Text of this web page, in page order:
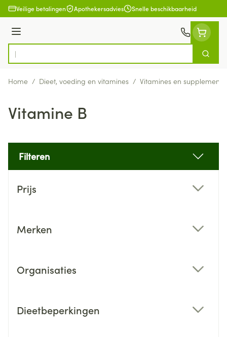
Ga naar de inhoud
Veilige betalingen Apothekersadvies Snelle beschikbaarheid
Menu
Product, merk, categorie...
Zoek
Home / Dieet, voeding en vitamines / Vitamines en
Vitamine B
Filteren
Prijs
Merken
Organisaties
Dieetbeperkingen